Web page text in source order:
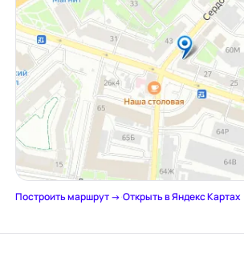
Построить маршрут →·Открыть в Яндекс Картах